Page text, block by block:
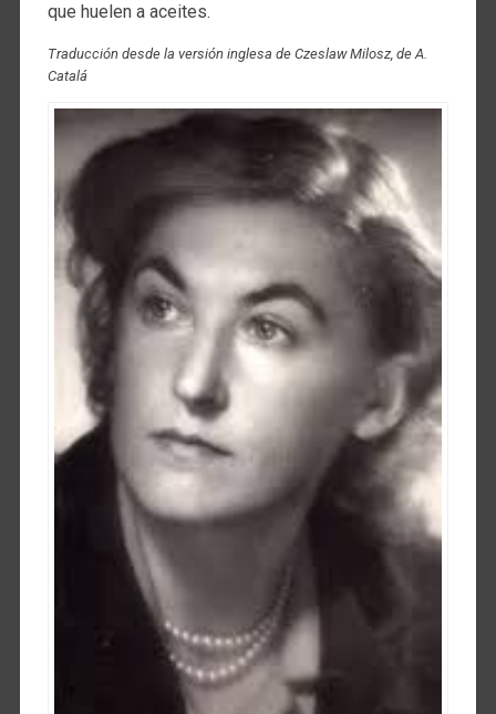
que huelen a aceites.
Traducción desde la versión inglesa de Czeslaw Milosz, de A.
Catalá